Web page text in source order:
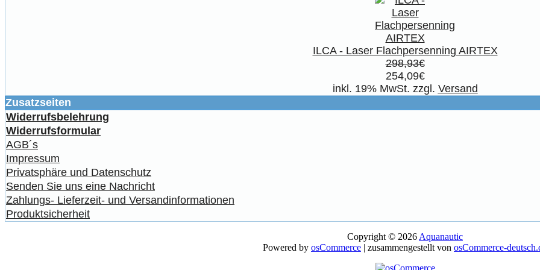
ILCA - Laser Flachpersenning AIRTEX
298,93€
254,09€
inkl. 19% MwSt. zzgl. Versand
Zusatzseiten
Widerrufsbelehrung
Widerrufsformular
AGB´s
Impressum
Privatsphäre und Datenschutz
Senden Sie uns eine Nachricht
Zahlungs- Lieferzeit- und Versandinformationen
Produktsicherheit
Copyright © 2026 Aquanautic
Powered by osCommerce | zusammengestellt von osCommerce-